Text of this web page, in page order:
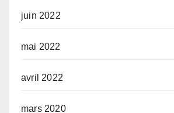
juin 2022
mai 2022
avril 2022
mars 2020